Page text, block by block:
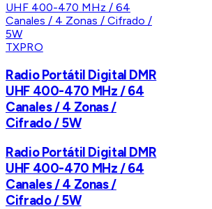
TXPRO
Radio Portátil Digital DMR
UHF 400-470 MHz / 64
Canales / 4 Zonas /
Cifrado / 5W
Radio Portátil Digital DMR
UHF 400-470 MHz / 64
Canales / 4 Zonas /
Cifrado / 5W